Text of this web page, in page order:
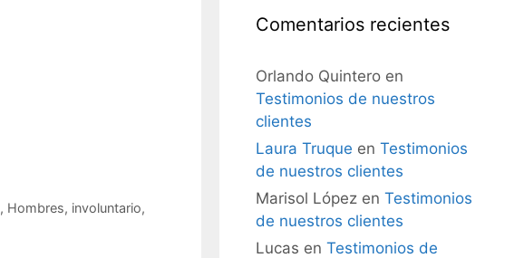
, Hombres, involuntario,
Comentarios recientes
Orlando Quintero en
Testimonios de nuestros
clientes
Laura Truque en Testimonios
de nuestros clientes
Marisol López en Testimonios
de nuestros clientes
Lucas en Testimonios de